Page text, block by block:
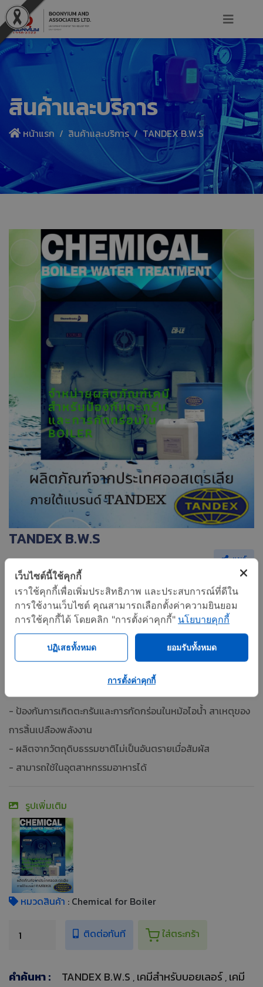
สินค้าและบริการ
หน้าแรก สินค้าและบริการ TANDEX B.W.S
TANDEX B.W.S
แชร์
เคมีบอยเลอร์ ซึ่งเป็นผลิตภัณฑ์เคมีปรับสภาพน้ำใน BOILER
และ COOLING TOWER สำหรับป้องกันปัญหาตะกรันและการ
กัดกร่อน พร้อมทั้งป้องกันและกำจัดการสะสมของเขม่าในห้องเผา
ไหม้ เพิ่มประสิทธิภาพการถ่ายเทความร้อนให้กับหม้อไอน้ำ
- ป้องกันการเกิดตะกรันและการกัดกร่อนในหม้อไอน้ำ สาเหตุของ
การสิ้นเปลืองพลังงาน
- ผลิตจากวัตถุดิบธรรมชาติไม่เป็นอันตรายเมื่อสัมผัส
- สามารถใช้ในอุตสาหกรรมอาหารได้
รูปเพิ่มเติม
หมวดสินค้า : Chemical for Boiler
ติดต่อทันที ใส่ตระกร้า
คำค้นหา : TANDEX B.W.S , เคมีสำหรับบอยเลอร์, เคมี
เว็บไซต์นี้ใช้คุกกี้
เราใช้คุกกี้เพื่อเพิ่มประสิทธิภาพ และประสบการณ์ที่ดีใน
การใช้งานเว็บไซต์ คุณสามารถเลือกตั้งค่าความยินยอม
การใช้คุกกี้ได้ โดยคลิก "การตั้งค่าคุกกี้" นโยบายคุกกี้
ปฏิเสธทั้งหมด ยอมรับทั้งหมด
การตั้งค่าคุกกี้